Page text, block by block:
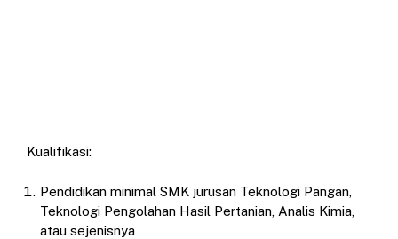
Kualifikasi:
Pendidikan minimal SMK jurusan Teknologi Pangan,
Teknologi Pengolahan Hasil Pertanian, Analis Kimia,
atau sejenisnya